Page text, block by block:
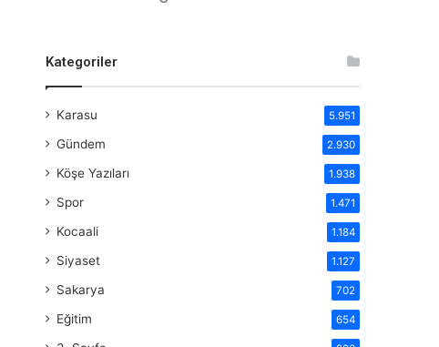
Kategoriler
Karasu 5.951
Gündem 2.930
Köşe Yazıları 1.938
Spor 1.471
Kocaali 1.184
Siyaset 1.127
Sakarya 702
Eğitim 654